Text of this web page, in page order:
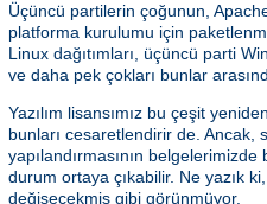
Üçüncü partilerin çoğunun,
platforma kurulumu için
Linux dağıtımları, üçüncü parti
ve daha pek çokları bunlar
Yazılım lisansımız bu çeşit
bunları cesaretlendirir de. Ancak,
yapılandırmasının
durum ortaya çıkabilir. Ne yazık
değişecekmiş gibi görünmüyor.